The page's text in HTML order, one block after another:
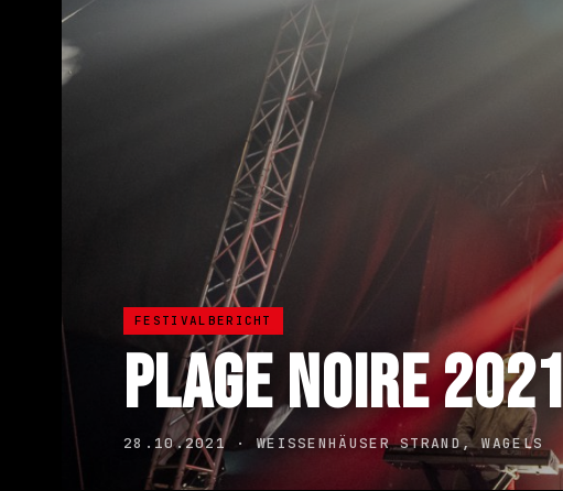
FESTIVALBERICHT
PLAGE NOIRE 2021
28.10.2021 · WEISSENHÄUSER STRAND, WAGELS